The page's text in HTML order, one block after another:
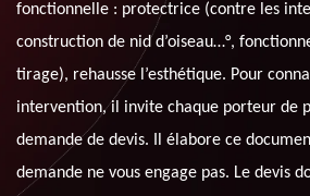
fonctionnelle : protectrice (contre les
construction de nid d’oiseau…°,
tirage), rehausse l’esthétique. Pour
intervention, il invite chaque porteur de
demande de devis. Il élabore ce
demande ne vous engage pas. Le devis